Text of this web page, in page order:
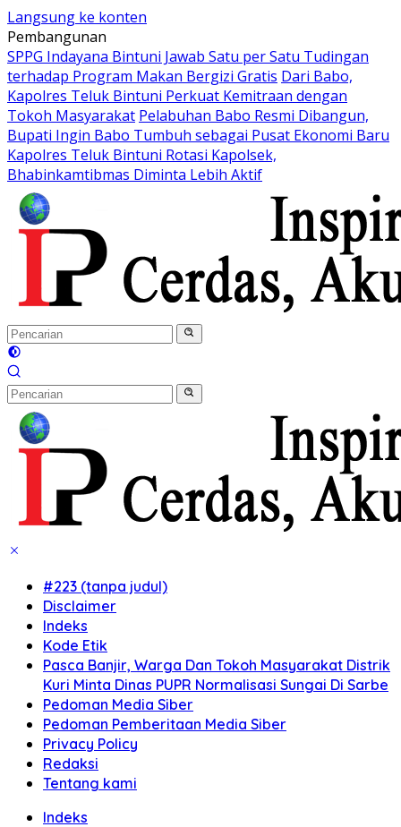
Langsung ke konten
Pembangunan
SPPG Indayana Bintuni Jawab Satu per Satu Tudingan
terhadap Program Makan Bergizi Gratis Dari Babo,
Kapolres Teluk Bintuni Perkuat Kemitraan dengan
Tokoh Masyarakat Pelabuhan Babo Resmi Dibangun,
Bupati Ingin Babo Tumbuh sebagai Pusat Ekonomi Baru
Kapolres Teluk Bintuni Rotasi Kapolsek,
Bhabinkamtibmas Diminta Lebih Aktif
#223 (tanpa judul)
Disclaimer
Indeks
Kode Etik
Pasca Banjir, Warga Dan Tokoh Masyarakat Distrik
Kuri Minta Dinas PUPR Normalisasi Sungai Di Sarbe
Pedoman Media Siber
Pedoman Pemberitaan Media Siber
Privacy Policy
Redaksi
Tentang kami
Indeks